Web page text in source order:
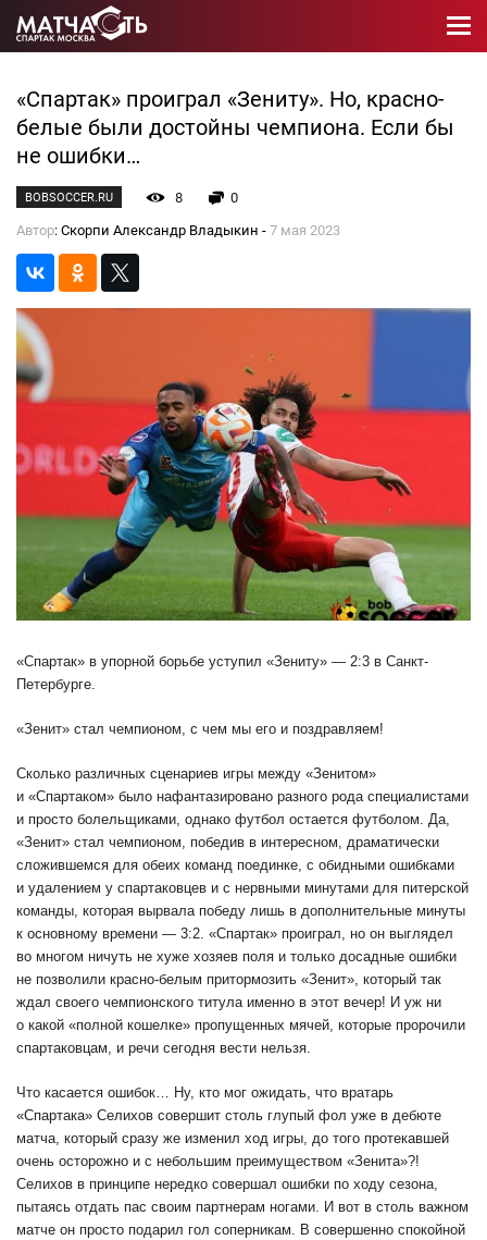
«Спартак» проиграл «Зениту». Но, красно-
белые были достойны чемпиона. Если бы
не ошибки…
BOBSOCCER.RU 8
0
Автор: Скорпи Александр Владыкин - 7 мая 2023
«Спартак» в упорной борьбе уступил «Зениту» — 2:3 в Санкт-
Петербурге.
«Зенит» стал чемпионом, с чем мы его и поздравляем!
Сколько различных сценариев игры между «Зенитом»
и «Спартаком» было нафантазировано разного рода специалистами
и просто болельщиками, однако футбол остается футболом. Да,
«Зенит» стал чемпионом, победив в интересном, драматически
сложившемся для обеих команд поединке, с обидными ошибками
и удалением у спартаковцев и с нервными минутами для питерской
команды, которая вырвала победу лишь в дополнительные минуты
к основному времени — 3:2. «Спартак» проиграл, но он выглядел
во многом ничуть не хуже хозяев поля и только досадные ошибки
не позволили красно-белым притормозить «Зенит», который так
ждал своего чемпионского титула именно в этот вечер! И уж ни
о какой «полной кошелке» пропущенных мячей, которые пророчили
спартаковцам, и речи сегодня вести нельзя.
Что касается ошибок… Ну, кто мог ожидать, что вратарь
«Спартака» Селихов совершит столь глупый фол уже в дебюте
матча, который сразу же изменил ход игры, до того протекавшей
очень осторожно и с небольшим преимуществом «Зенита»?!
Селихов в принципе нередко совершал ошибки по ходу сезона,
пытаясь отдать пас своим партнерам ногами. И вот в столь важном
матче он просто подарил гол соперникам. В совершенно спокойной